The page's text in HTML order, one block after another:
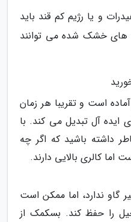
و یا رژیم کم قند باید
های خشک شده می توانند
است و تقریبا هر زمان
ایده آل تبدیل می کند. با
داشته باشید که اگر چه
کالری بالایی دارند.
گاو ندارد، اما ممکن است
را حفظ کند. بسکمک از